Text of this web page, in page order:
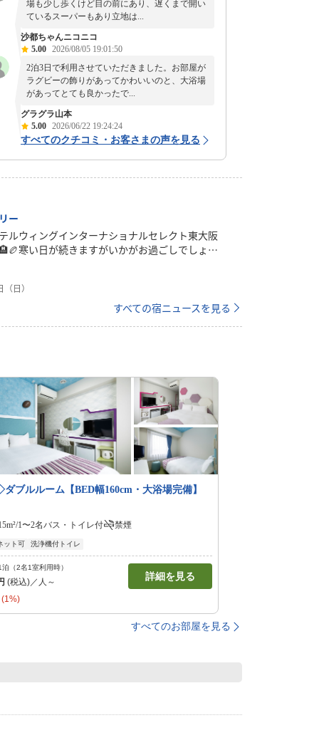
場も少し歩くけど目の前にあり、遅くまで開い
ているスーパーもあり立地は...
沙都ちゃんニコニコ
5.00 2026/08/05 19:01:50
2泊3日で利用させていただきました。お部屋が
ラグビーの飾りがあってかわいいのと、大浴場
があってとても良かったで...
グラグラ山本
5.00 2026/06/22 19:24:24
すべてのクチコミ・お客さまの声を見る
ー
ルウィングインターナショナルセレクト東大阪
寒い日が続きますがいかがお過ごしでしょう
ーを設置しております。当館ご利用の際はぜひ
日）
すべての宿ニュースを見る
ブルルーム【BED幅160cm・大浴場完備】
1〜2名バス・トイレ付 禁煙
ット可 洗浄機付トイレ
（2名1室利用時）
(税込)／人～ 詳細を見る
(1%)
すべてのお部屋を見る